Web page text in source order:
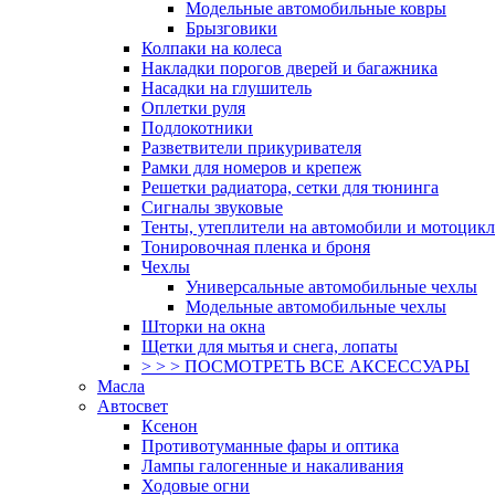
Модельные автомобильные ковры
Брызговики
Колпаки на колеса
Накладки порогов дверей и багажника
Насадки на глушитель
Оплетки руля
Подлокотники
Разветвители прикуривателя
Рамки для номеров и крепеж
Решетки радиатора, сетки для тюнинга
Сигналы звуковые
Тенты, утеплители на автомобили и
Тонировочная пленка и броня
Чехлы
Универсальные автомобильные чехлы
Модельные автомобильные чехлы
Шторки на окна
Щетки для мытья и снега, лопаты
> > > ПОСМОТРЕТЬ ВСЕ АКСЕССУАРЫ
Масла
Автосвет
Ксенон
Противотуманные фары и оптика
Лампы галогенные и накаливания
Ходовые огни